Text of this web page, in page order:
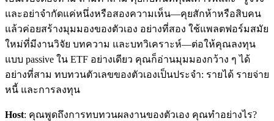
และอย่าจำกัดแค่หนึ่งหรือสองความเห็น—คุยสักห้าหรือสิบคน
แล้วค่อยสร้างมุมมองของตัวเอง อย่างที่สอง ใช้แพลตฟอร์มสมัย
ใหม่ที่มีงานวิจัย บทความ และบทวิเคราะห์—ต่อให้คุณลงทุน
แบบ passive ใน ETF อย่างเดียว คุณก็อ่านมุมมองกว้าง ๆ ได้
อย่างที่สาม ทบทวนตัวเลขของตัวเองเป็นประจำ: รายได้ รายจ่าย
หนี้ และการลงทุน
Host: คุณพูดถึงการทบทวนผลงานของตัวเอง คุณทำอย่างไร?